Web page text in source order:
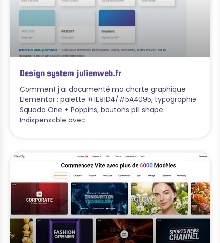
Design system julienweb.fr
Comment j’ai documenté ma charte graphique
Elementor : palette #1E91D4/#5A4095, typographie
Squada One + Poppins, boutons pill shape.
Indispensable avec